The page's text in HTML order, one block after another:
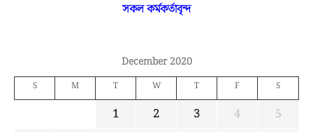
সকল কর্মকর্তাবৃন্দ
December 2020
S M T W T F S
1 2 3 4
5